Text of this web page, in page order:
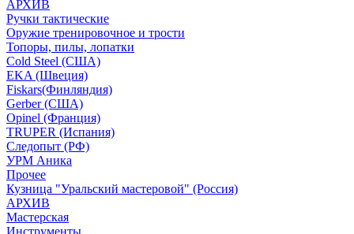
АРХИВ
Ручки тактические
Оружие тренировочное и трости
Топоры, пилы, лопатки
Cold Steel (США)
EKA (Швеция)
Fiskars(Финляндия)
Gerber (США)
Opinel (Франция)
TRUPER (Испания)
Следопыт (РФ)
УРМ Аника
Прочее
Кузница "Уральский мастеровой" (Россия)
АРХИВ
Мастерская
Инструменты